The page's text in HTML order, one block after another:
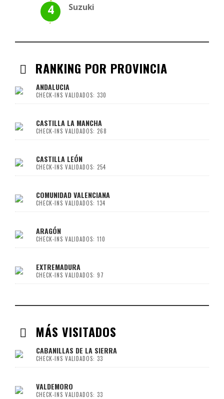
Suzuki
RANKING POR PROVINCIA
ANDALUCIA
CHECK-INS VALIDADOS: 330
CASTILLA LA MANCHA
CHECK-INS VALIDADOS: 268
CASTILLA LEÓN
CHECK-INS VALIDADOS: 254
COMUNIDAD VALENCIANA
CHECK-INS VALIDADOS: 134
ARAGÓN
CHECK-INS VALIDADOS: 110
EXTREMADURA
CHECK-INS VALIDADOS: 97
MÁS VISITADOS
CABANILLAS DE LA SIERRA
CHECK-INS VALIDADOS: 33
VALDEMORO
CHECK-INS VALIDADOS: 33